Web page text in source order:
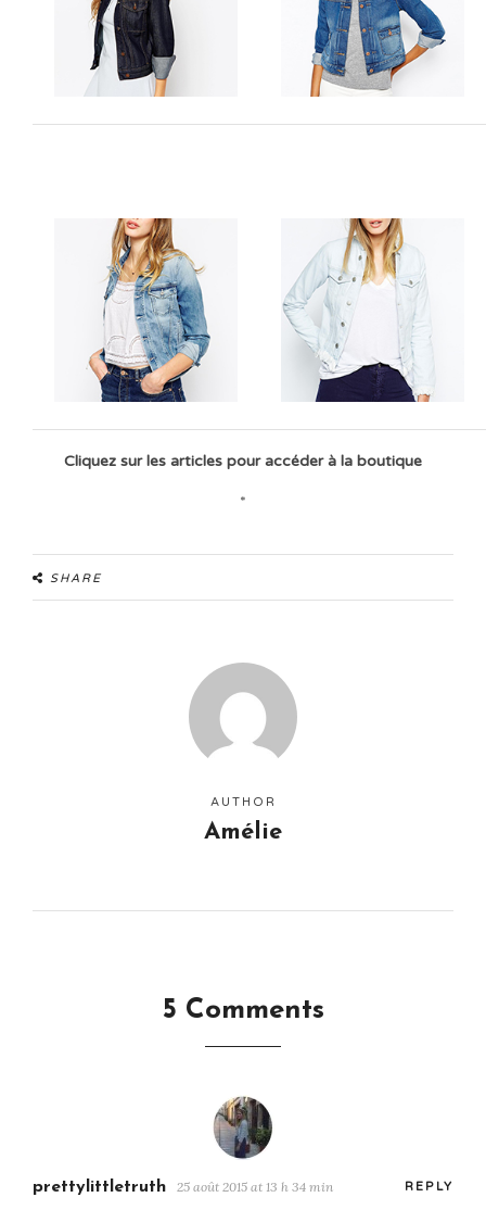
Cliquez sur les articles pour accéder à la boutique
*
SHARE
AUTHOR
Amélie
5 Comments
prettylittletruth 25 août 2015 at 13 h 34 min REPLY